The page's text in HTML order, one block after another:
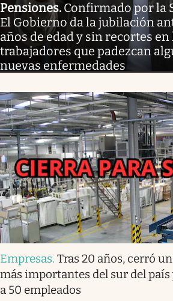
Pensiones. Confirmado por la
El Gobierno da la jubilación
años de edad y sin recortes
trabajadores que padezcan
nuevas enfermedades
Empresas. Tras 20 años, cerró
más importantes del sur del país
a 50 empleados